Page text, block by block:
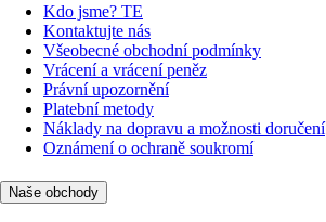
Kdo jsme? TE
Kontaktujte nás
Všeobecné obchodní podmínky
Vrácení a vrácení peněz
Právní upozornění
Platební metody
Náklady na dopravu a možnosti doručení
Oznámení o ochraně soukromí
Naše obchody